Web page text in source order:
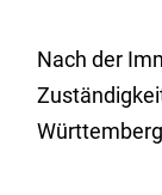
Nach der